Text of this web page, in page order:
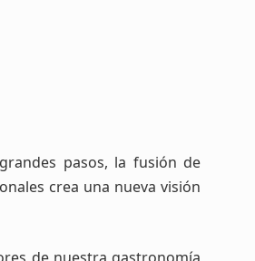
pasos, la fusión de
crea una nueva visión